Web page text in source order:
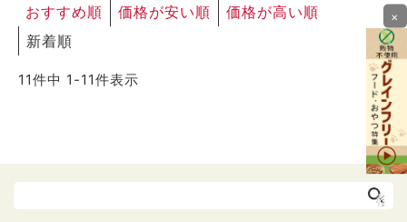
おすすめ順 価格が安い順
価格が高い順
新着順
11件中 1 -11件表示
×